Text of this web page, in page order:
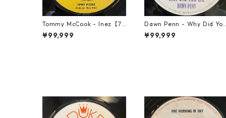
Tommy McCook - Inez【7-
21840】
¥99,999
Dawn Penn - Why Did
Lie【7-21938】
¥99,999